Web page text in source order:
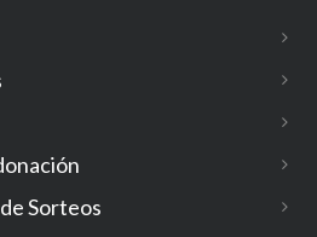
Sorteos